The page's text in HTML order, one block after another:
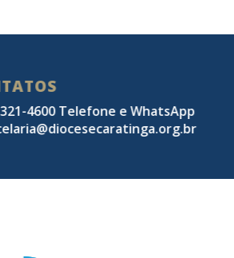
4600 Telefone e WhatsApp